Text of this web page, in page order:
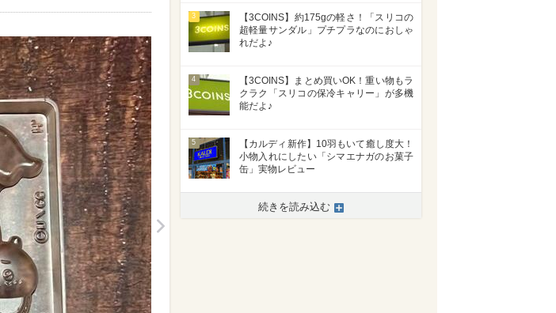
3
【3COINS】約175gの軽さ！「スリコの
超軽量サンダル」プチプラなのにおしゃ
れだよ♪
4
【3COINS】まとめ買いOK！重い物もラ
クラク「スリコの保冷キャリー」が多機
能だよ♪
5
【カルディ新作】10羽もいて癒し度大！
小物入れにしたい「シマエナガのお菓子
缶」実物レビュー
続きを読み込む